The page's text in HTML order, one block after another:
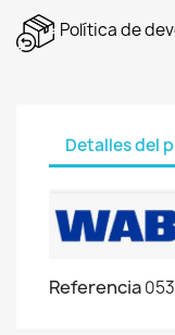
Política de
Detalles del
Referencia